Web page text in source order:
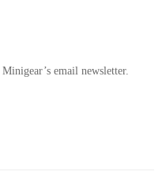
email newsletter.